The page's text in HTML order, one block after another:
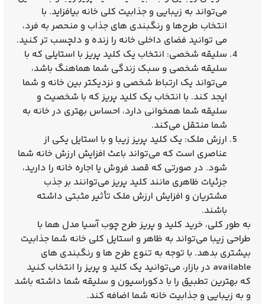
می‌تواند به زیبایی و جذابیت کلی خانه بیافزاید. با
انتخاب طرح‌ها و رنگبندی‌ های جذاب و منحصر به فرد،
می‌ توانید فضای داخلی خانه را زنده و دلچسب تر کنید.
سلیقه شخصی: انتخاب یک کلید پریز با استایلی که با
سلیقه شخصی و سبک زندگی شما هماهنگ باشد،
می‌تواند یک ارتباط شخصی و نزدیکتر بین خانه و شما
ایجد کند. با انتخاب یک کلید پریز که با شخصیت و
سلیقه شما همخوانی دارد، احساس بهتری در خانه به
شما منتقل می‌کند.
ارزش ملک: یک کلید پریز زیبا و با استایل یکی از
عناصری است که می‌تواند باعث افزایش ارزش خانه شما
شود. در صورتی که قصد فروش یا اجاره خانه را دارید،
جزئیات ظاهری مانند کلید پریز می‌توانند بر جذب
مشتریان و افزایش ارزش ملک تأثیر مثبتی داشته
باشند.
به طور کلی، خرید کلید و پریز طرح چوب آسیا مدل هما با
طراحی زیبا می‌تواند به ظاهر و استایل کلی خانه شما جذابیت
بیشتری بدهد. با توجه به تنوع طرح‌ ها و رنگبندی‌ های
available در بازار، می‌توانید یک
کلید و پریزرا انتخاب کنید
که بهترین تطبیق را با دکوراسیون و سلیقه شما داشته باشد
و به زیبایی و جذابیت خانه شما اضافه کند.